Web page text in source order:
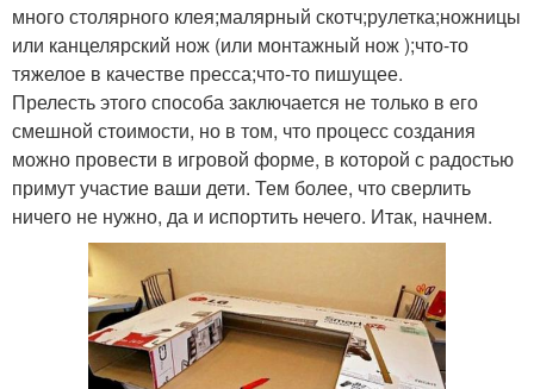
много столярного клея;малярный скотч;рулетка;ножницы
или канцелярский нож (или монтажный нож );что-то
тяжелое в качестве пресса;что-то пишущее.
Прелесть этого способа заключается не только в его
смешной стоимости, но в том, что процесс создания
можно провести в игровой форме, в которой с радостью
примут участие ваши дети. Тем более, что сверлить
ничего не нужно, да и испортить нечего. Итак, начнем.